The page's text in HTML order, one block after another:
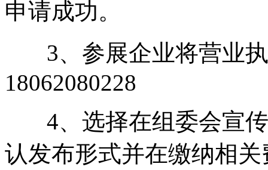
申请成功。
3、参展企业将营业执
18062080228
4、选择在组委会宣传
认发布形式并在缴纳相